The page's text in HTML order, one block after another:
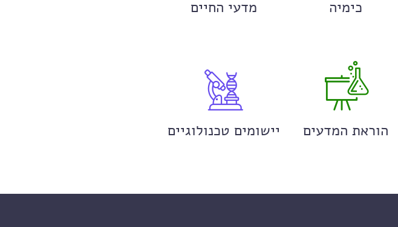
כימיה מדעי החיים
הוראת המדעים יישומים טכנולוגיים